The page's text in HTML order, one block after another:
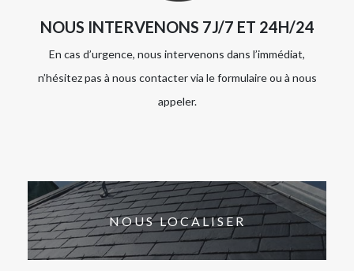
NOUS INTERVENONS 7J/7 ET 24H/24
En cas d’urgence, nous intervenons dans l’immédiat,
n’hésitez pas à nous contacter via le formulaire ou à nous
appeler.
NOUS LOCALISER